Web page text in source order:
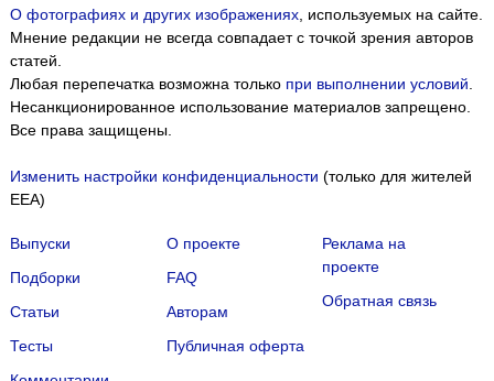
О фотографиях и других изображениях, используемых на сайте.
Мнение редакции не всегда совпадает с точкой зрения авторов
статей.
Любая перепечатка возможна только при выполнении условий.
Несанкционированное использование материалов запрещено.
Все права защищены.
Изменить настройки конфиденциальности (только для жителей
EEA)
Выпуски
Подборки
Статьи
Тесты
О проекте
FAQ
Авторам
Публичная оферта
Реклама на
проекте
Обратная связь